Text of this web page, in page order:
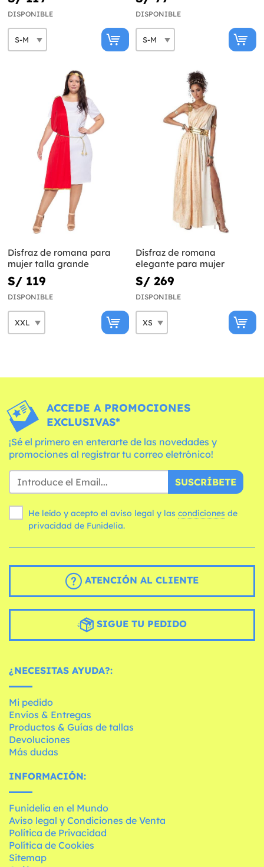
DISPONIBLE DISPONIBLE
Disfraz de romana para
mujer talla grande
S/ 119
DISPONIBLE
Disfraz de romana
elegante para mujer
S/ 269
DISPONIBLE
ACCEDE A PROMOCIONES
EXCLUSIVAS*
¡Sé el primero en enterarte de las novedades y
promociones al registrar tu correo eletrónico!
SUSCRÍBETE
He leído y acepto el aviso legal y las condiciones
privacidad de Funidelia.
ATENCIÓN AL CLIENTE
SIGUE TU PEDIDO
¿NECESITAS AYUDA?:
Mi pedido
Envíos & Entregas
Productos & Guías de tallas
Devoluciones
Más dudas
INFORMACIÓN:
Funidelia en el Mundo
Aviso legal y Condiciones de Venta
Política de Privacidad
Política de Cookies
Sitemap